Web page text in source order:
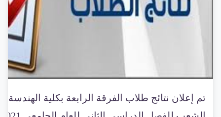
تم إعلان نتائج طلاب الفرقة الرابعة بكلية الهندسة